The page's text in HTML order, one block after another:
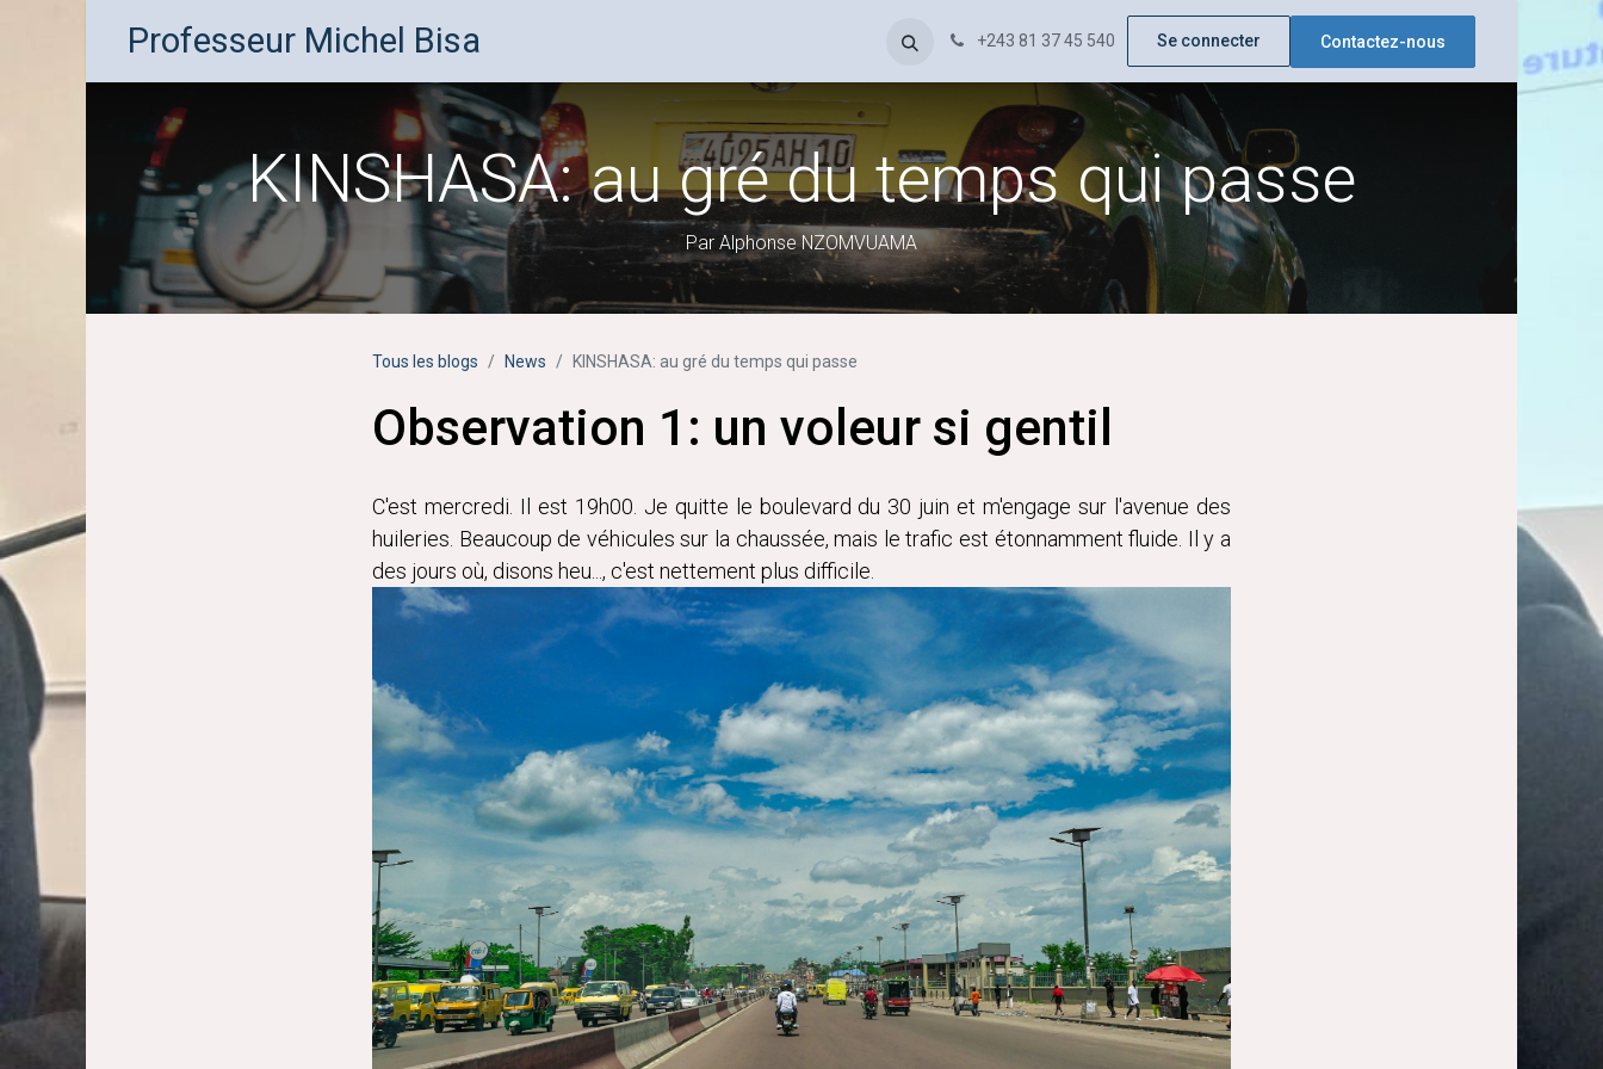
Professeur Michel Bisa News Publications Contactez-nous CURRICULUM VITAE
+243 81 37 45 540 Se connecter Contactez-nous
KINSHASA: au gré du temps qui passe
Par Alphonse NZOMVUAMA
Tous les blogs News KINSHASA: au gré du temps qui passe
Observation 1: un voleur si gentil
C'est mercredi. Il est 19h00. Je quitte le boulevard du 30 juin et m'engage sur l'avenue des
huileries. Beaucoup de véhicules sur la chaussée, mais le trafic est étonnamment fluide. Il y a
des jours où, disons heu..., c'est nettement plus difficile.